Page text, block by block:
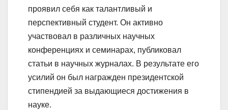
проявил себя как талантливый и
перспективный студент. Он активно
участвовал в различных научных
конференциях и семинарах, публиковал
статьи в научных журналах. В результате его
усилий он был награжден президентской
стипендией за выдающиеся достижения в
науке.